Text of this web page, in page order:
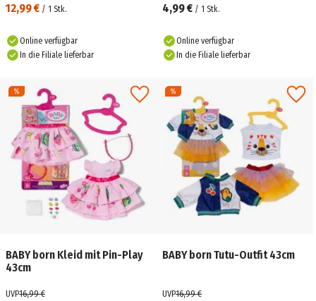
12,99 € / 1 Stk.
Online verfügbar
In die Filiale lieferbar
4,99 € / 1 Stk.
Online verfügbar
In die Filiale lieferbar
BABY born Kleid mit Pin-Play
43cm
UVP16,99 €
BABY born Tutu-Outfit 43cm
UVP16,99 €